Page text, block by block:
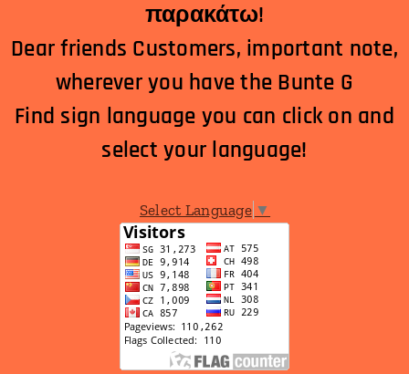
παρακάτω!
Dear friends Customers, important note,
wherever you have the Bunte G
Find sign language you can click on and
select your language!
Select Language ▼